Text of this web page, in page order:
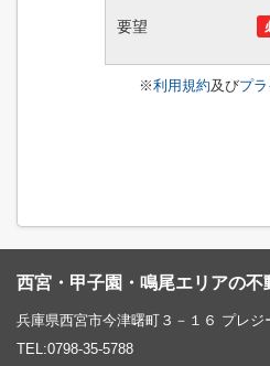
要望
※利用規約及びプ
西宮・甲子園・鳴尾エリアの
兵庫県西宮市今津曙町３－１６ プレジ
TEL:0798-35-5788